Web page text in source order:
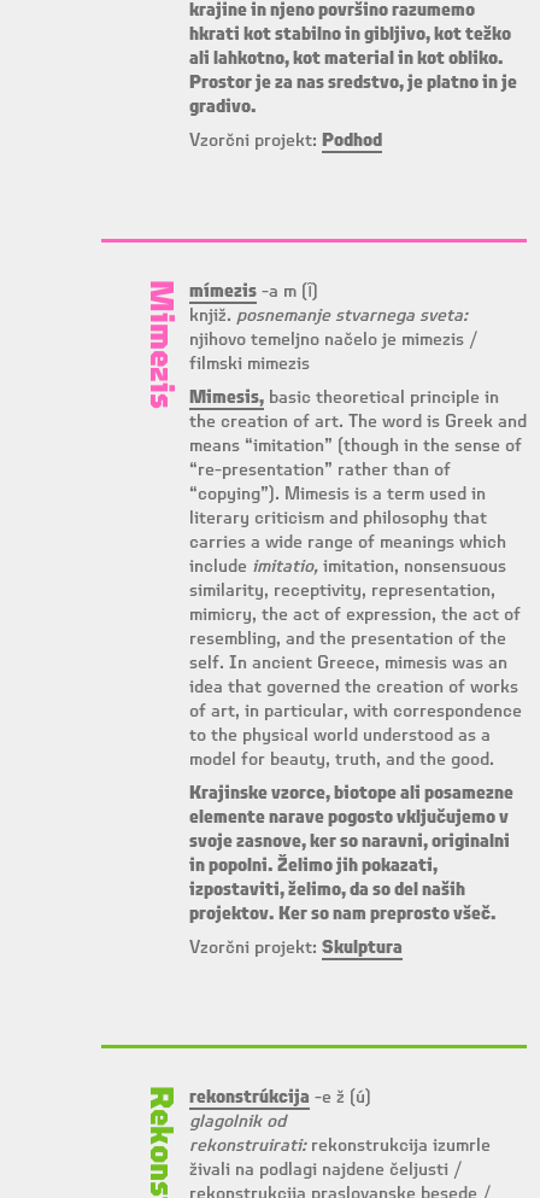
krajine in njeno površino razumemo
hkrati kot stabilno in gibljivo, kot težko
ali lahkotno, kot material in kot obliko.
Prostor je za nas sredstvo, je platno in je
gradivo.
Vzorčni projekt: Podhod
Mimezis mímezis-a m (ȋ)
knjiž. posnemanje stvarnega sveta:
njihovo temeljno načelo je mimezis /
filmski mimezis
Mimesis,basic theoretical principle in
the creation of art. The word is Greek and
means “imitation” (though in the sense of
“re-presentation” rather than of
“copying”). Mimesis is a term used in
literary criticism and philosophy that
carries a wide range of meanings which
include imitatio,imitation, nonsensuous
similarity, receptivity, representation,
mimicry, the act of expression, the act of
resembling, and the presentation of the
self. In ancient Greece, mimesis was an
idea that governed the creation of works
of art, in particular, with correspondence
to the physical world understood as a
model for beauty, truth, and the good.
Krajinske vzorce, biotope ali posamezne
elemente narave pogosto vključujemo v
svoje zasnove, ker so naravni, originalni
in popolni. Želimo jih pokazati,
izpostaviti, želimo, da so del naših
projektov. Ker so nam preprosto všeč.
Vzorčni projekt: Skulptura
rekonstrúkcija -e ž (ú)
glagolnik od
rekonstruirati: rekonstrukcija izumrle
živali na podlagi najdene čeljusti /